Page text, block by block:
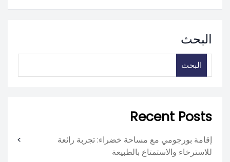
البحث
البحث
Recent Posts
إقامة بورجومي مع مساحة خضراء: تجربة رائعة
للاسترخاء والاستمتاع بالطبيعة